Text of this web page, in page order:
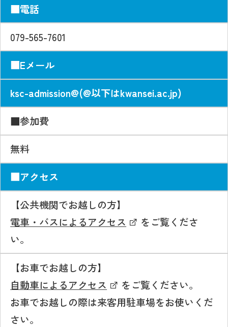
■電話
079-565-7601
■Eメール
ksc-admission@(@以下はkwansei.ac.jp)
■参加費
無料
■アクセス
【公共機関でお越しの方】
電車・バスによるアクセス
をご覧くださ
い。
【お車でお越しの方】
自動車によるアクセス
をご覧ください。
お車でお越しの際は来客用駐車場をお使いくだ
さい。